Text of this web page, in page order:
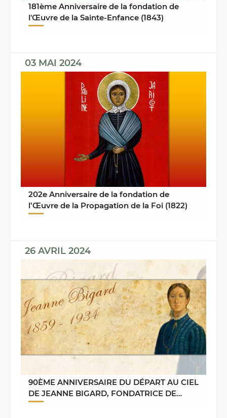
181ème Anniversaire de la fondation de
l'Œuvre de la Sainte-Enfance (1843)
03 MAI 2024
202e Anniversaire de la fondation de
l’Œuvre de la Propagation de la Foi (1822)
26 AVRIL 2024
90ÈME ANNIVERSAIRE DU DÉPART AU CIEL
DE JEANNE BIGARD, FONDATRICE DE
L'ŒUVRE PONTIFICALE DE SAINT ...